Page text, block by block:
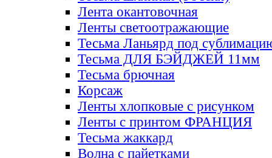
Лента окантовочная
Ленты светоотражающие
Тесьма Ланьярд под
Тесьма ДЛЯ БЭЙДЖЕЙ 11мм
Тесьма брючная
Корсаж
Ленты хлопковые с рисунком
Ленты с принтом ФРАНЦИЯ
Тесьма жаккард
Волна с пайетками